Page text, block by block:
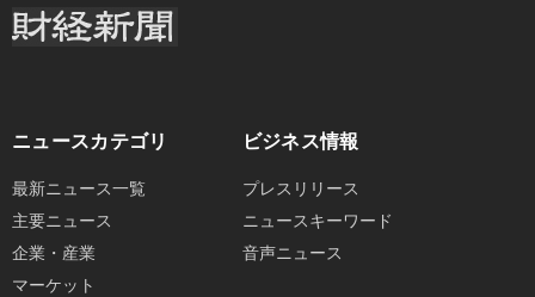
ニュースカテゴリ
最新ニュース一覧
主要ニュース
企業・産業
マーケット
ビジネス情報
プレスリリース
ニュースキーワード
音声ニュース